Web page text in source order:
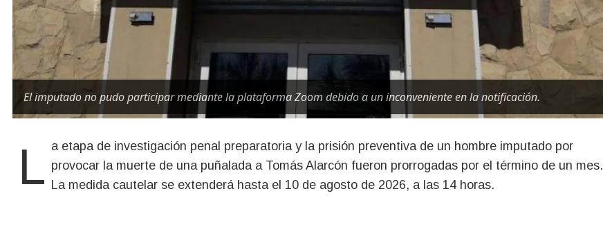
El imputado no pudo participar mediante la plataforma Zoom debido a un inconveniente en la notificación.
La etapa de investigación penal preparatoria y la prisión preventiva de un hombre imputado por provocar la muerte de una puñalada a Tomás Alarcón fueron prorrogadas por el término de un mes.
La medida cautelar se extenderá hasta el 10 de agosto de 2026, a las 14 horas.